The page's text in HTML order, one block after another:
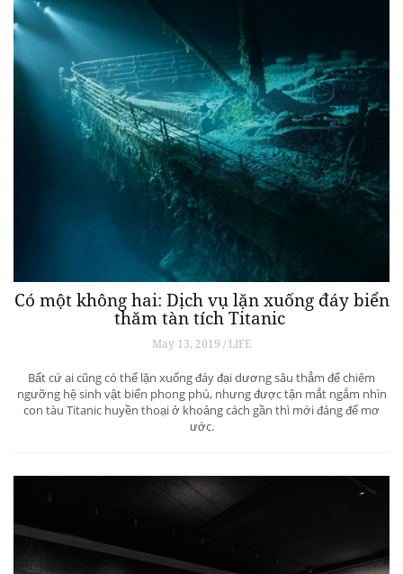
Có một không hai: Dịch vụ lặn xuống đáy biển
thăm tàn tích Titanic
May 13, 2019 / LIFE
Bất cứ ai cũng có thể lặn xuống đáy đại dương sâu thẳm để chiêm
ngưỡng hệ sinh vật biển phong phú, nhưng được tận mắt ngắm nhìn
con tàu Titanic huyền thoại ở khoảng cách gần thì mới đáng để mơ
ước.